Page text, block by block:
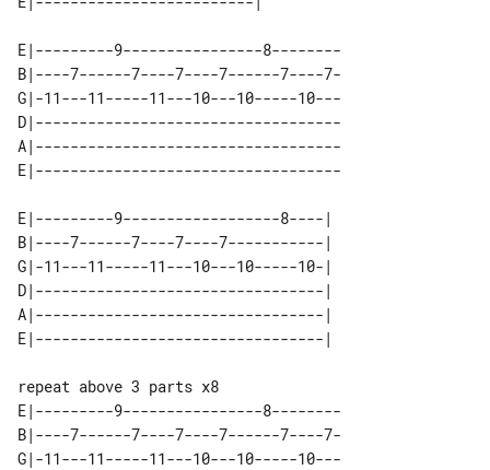
E|---------9----------------8--------
B|----7------7----7----7------7----7-
G|-11---11-----11---10---10-----10---
D|-----------------------------------
A|-----------------------------------
E|---------9------------------8----|
B|----7------7----7----7-----------|
G|-11---11-----11---10---10-----10-|
D|---------------------------------|
A|---------------------------------|
E|---------9----------------8--------
B|----7------7----7----7------7----7-
G|-11---11-----11---10---10-----10---